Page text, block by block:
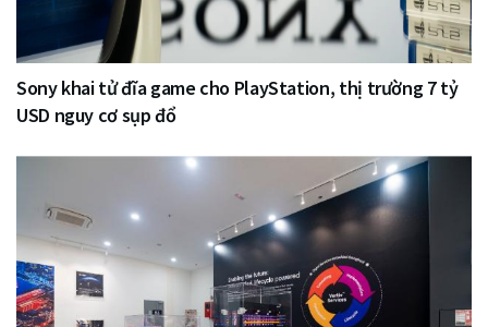
Sony khai tử đĩa game cho PlayStation, thị trường 7 tỷ
USD nguy cơ sụp đổ